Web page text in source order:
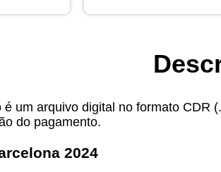
um arquivo digital no formato
do pagamento.
2024